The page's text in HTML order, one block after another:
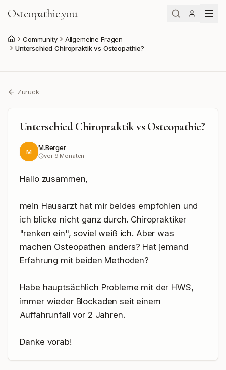
Osteopathie.you
Start Community
Allgemeine Fragen
Unterschied Chiropraktik vs Osteopathie?
Zurück
Unterschied Chiropraktik vs Osteopathie?
M M.Berger
vor 9 Monaten
Hallo zusammen,
mein Hausarzt hat mir beides empfohlen und
ich blicke nicht ganz durch. Chiropraktiker
"renken ein", soviel weiß ich. Aber was
machen Osteopathen anders? Hat jemand
Erfahrung mit beiden Methoden?
Habe hauptsächlich Probleme mit der HWS,
immer wieder Blockaden seit einem
Auffahrunfall vor 2 Jahren.
Danke vorab!